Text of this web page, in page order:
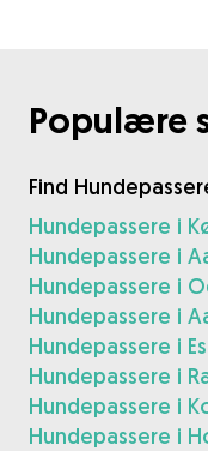
Populære
Find
Hundepassere i
Hundepassere i
Hundepassere i
Hundepassere i
Hundepassere i
Hundepassere i
Hundepassere i
Hundepassere i